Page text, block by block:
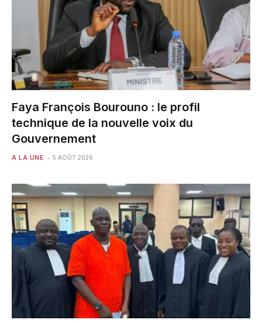
Faya François Bourouno : le profil
technique de la nouvelle voix du
Gouvernement
A LA UNE 5 AOÛT 2026